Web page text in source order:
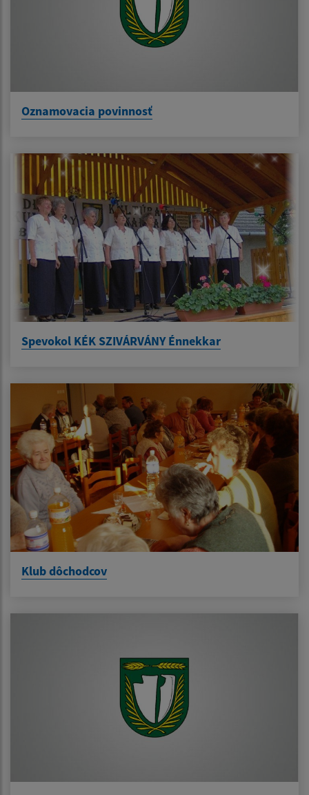
Oznamovacia povinnosť
Spevokol KÉK SZIVÁRVÁNY Énnekkar
Klub dôchodcov